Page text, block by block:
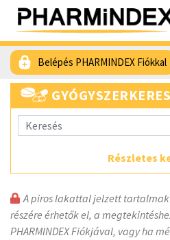
Belépés PHARMINDEX Fiókkal
Részletes
A piros lakattal jelzett
részére érhetők el, a
PHARMINDEX Fiókjával, vagy ha